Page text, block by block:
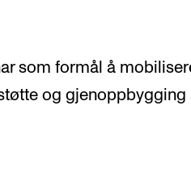
som formål å
og